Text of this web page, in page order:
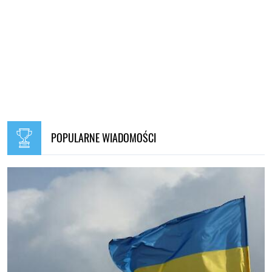
POPULARNE WIADOMOŚCI